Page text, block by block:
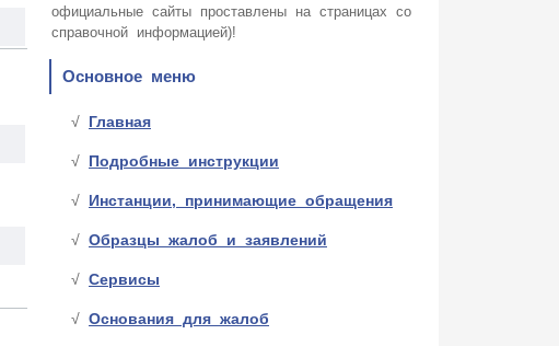
официальные сайты проставлены на страницах со
справочной информацией)!
Основное меню
Главная
Подробные инструкции
Инстанции, принимающие обращения
Образцы жалоб и заявлений
Сервисы
Основания для жалоб